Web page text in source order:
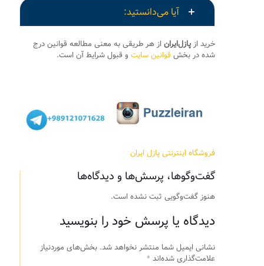
آیا می‌دانستید:
خرید ازپازل‌ایران از هر طریقی به معنی مطالعه قوانین درج
شده در بخش قوانین سایت و قبول شرایط آن است.
فروشگاه اینترنتی پازل ایران
گفت‌وگوها، پرسش‌ها و دیدگاه‌ها
هنوز گفت‌وگویی ثبت نشده است.
دیدگاه یا پرسش خود را بنویسید
نشانی ایمیل شما منتشر نخواهد شد. بخش‌های موردنیاز
علامت‌گذاری شده‌اند *